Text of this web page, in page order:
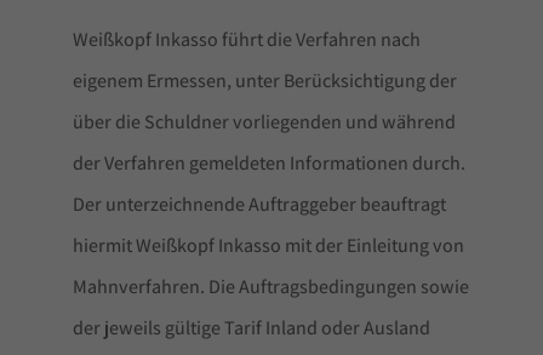
Weißkopf Inkasso führt die Verfahren nach
eigenem Ermessen, unter Berücksichtigung der
über die Schuldner vorliegenden und während
der Verfahren gemeldeten Informationen durch.
Der unterzeichnende Auftraggeber beauftragt
hiermit Weißkopf Inkasso mit der Einleitung von
Mahnverfahren. Die Auftragsbedingungen sowie
der jeweils gültige Tarif Inland oder Ausland